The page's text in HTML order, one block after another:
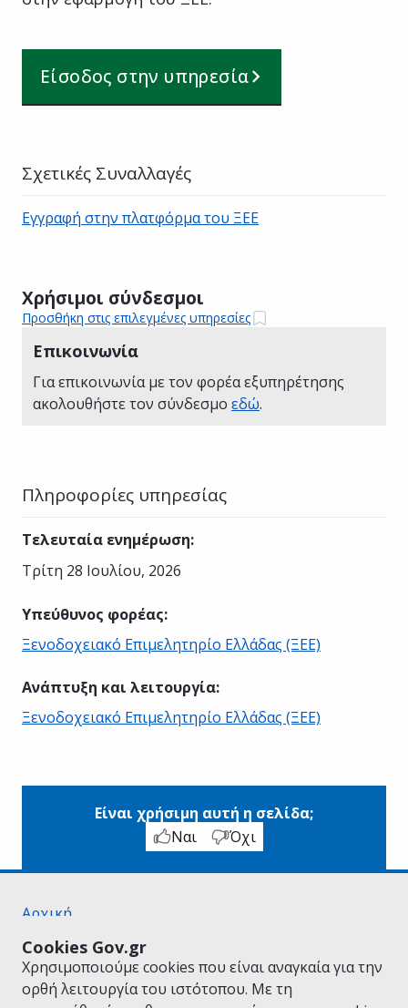
Cookies Gov.gr
Χρησιμοποιούμε cookies που είναι αναγκαία για την
ορθή λειτουργία του ιστότοπου. Με τη
Είσοδος στην υπηρεσία
Χρήσιμοι σύνδεσμοι
Προσθήκη στις επιλεγμένες υπηρεσίες
Επικοινωνία
Για επικοινωνία με τον φορέα εξυπηρέτησης
ακολουθήστε τον σύνδεσμο εδώ.
Σχετικές Συναλλαγές
Εγγραφή στην πλατφόρμα του ΞΕΕ
Πληροφορίες υπηρεσίας
Τελευταία ενημέρωση:
Τρίτη 28 Ιουλίου, 2026
Υπεύθυνος φορέας:
Ξενοδοχειακό Επιμελητηρίο Ελλάδας (ΞΕΕ)
Ανάπτυξη και λειτουργία:
Ξενοδοχειακό Επιμελητηρίο Ελλάδας (ΞΕΕ)
Είναι χρήσιμη αυτή η σελίδα;
Ναι
Όχι
Αρχική
Όροι Χρήσης
Πολιτική Απορρήτου
Δήλωση προσβασιμότητας